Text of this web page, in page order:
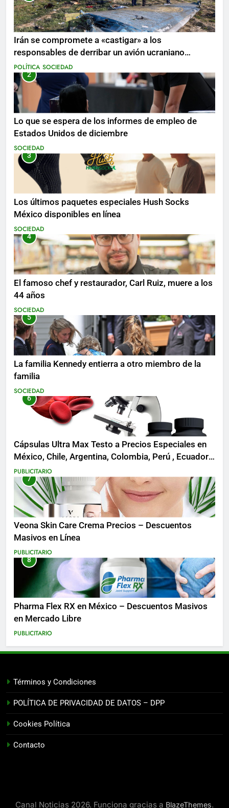
Irán se compromete a «castigar» a los
responsables de derribar un avión ucraniano
mientras se realizan arrestos
POLÍTICA SOCIEDAD
2
Lo que se espera de los informes de empleo de
Estados Unidos de diciembre
SOCIEDAD
3
Los últimos paquetes especiales Hush Socks
México disponibles en línea
SOCIEDAD
4
El famoso chef y restaurador, Carl Ruiz, muere a los
44 años
SOCIEDAD
5
La familia Kennedy entierra a otro miembro de la
familia
SOCIEDAD
6
Cápsulas Ultra Max Testo a Precios Especiales en
México, Chile, Argentina, Colombia, Perú , Ecuador,
Costa Rica y Más
PUBLICITARIO
7
Veona Skin Care Crema Precios – Descuentos
Masivos en Línea
PUBLICITARIO
8
Pharma Flex RX en México – Descuentos Masivos
en Mercado Libre
PUBLICITARIO
Términos y Condiciones
POLÍTICA DE PRIVACIDAD DE DATOS – DPP
Cookies Política
Contacto
Canal Noticias 2026. Funciona gracias a BlazeThemes.